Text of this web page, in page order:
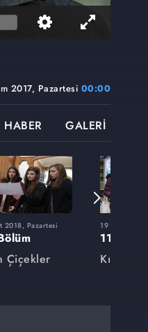
2017, Pazartesi 00:00
HABER GALERİ
2018, Pazartesi
Çiçekler
19 Şubat
110.
Kırgın